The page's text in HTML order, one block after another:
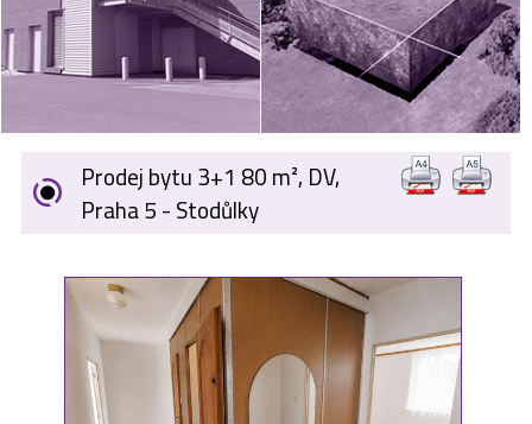
NÁŠ ČASOPIS
KARIÉRA
Prodej bytu 3+1 80 m², DV,
Praha 5 - Stodůlky